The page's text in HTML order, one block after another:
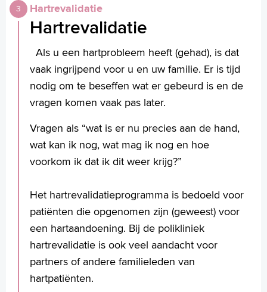
De elektroden worden met plakkertjes op de borstkas
bevestigd. De arts krijgt de uitslag in een grafiek op papier.
De arts krijgt de uitslag in een grafiek op
papier. Een hartfilmpje geeft alleen een
eerste indruk. Als uit het hartfilmpje blijkt
dat er mogelijk iets aan de hand is met
nodig.
Hartrevalidatie
Hartrevalidatie
Als u een hartprobleem heeft (gehad), is dat
vaak ingrijpend voor u en uw familie. Er is tijd
nodig om te beseffen wat er gebeurd is en de
vragen komen vaak pas later.
Vragen als “wat is er nu precies aan de hand,
wat kan ik nog, wat mag ik nog en hoe
voorkom ik dat ik dit weer krijg?”
Het hartrevalidatieprogramma is bedoeld voor
patiënten die opgenomen zijn (geweest) voor
een hartaandoening. Bij de polikliniek
hartrevalidatie is ook veel aandacht voor
partners of andere familieleden van
hartpatiënten.